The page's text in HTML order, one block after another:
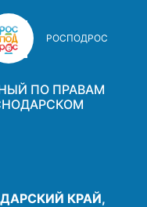
РОСПОДРОС
ПО ПРАВАМ
КРАЙ,